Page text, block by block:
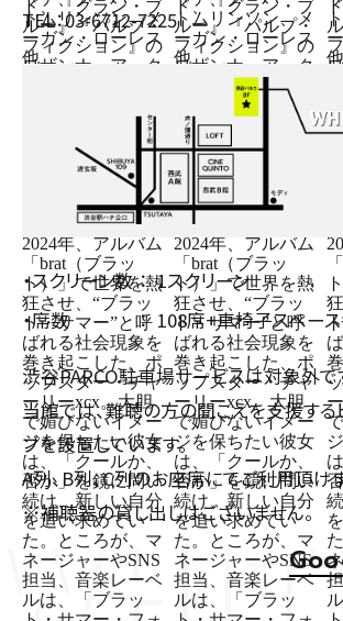
TEL：03-6712-7225
・スクリーン数
1スクリーン
・席数
108席+車椅子スペー
渋谷PARCO駐車場サービスは対象外で
当館では、難聴の方の聞こえを支援する
プを設置しています。
A列、B列、C列のお座席にてご利用頂け
※補聴器の貸し出しはございません。